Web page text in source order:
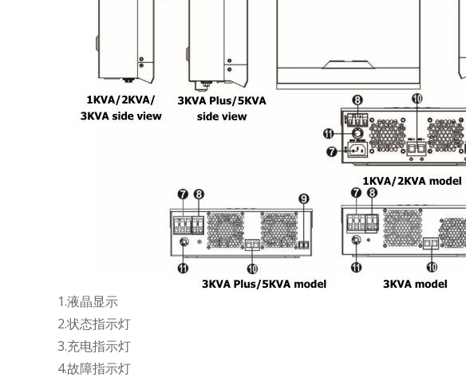
1.液晶显示
2.状态指示灯
3.充电指示灯
4.故障指示灯